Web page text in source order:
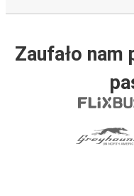
Zaufało